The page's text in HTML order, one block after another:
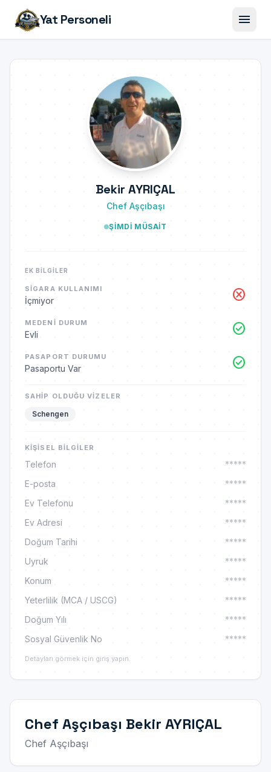
Yat Personeli menu
Bekir AYRIÇAL
Chef Aşçıbaşı
ŞIMDI MÜSAIT
EK BILGILER
SIGARA KULLANIMI
İçmiyor cancel
MEDENI DURUM
Evli check_circle
PASAPORT DURUMU
Pasaportu Var check_circle
SAHIP OLDUĞU VIZELER
Schengen
KIŞISEL BILGILER
Telefon
*****
E-posta
*****
Ev Telefonu
*****
Ev Adresi
*****
Doğum Tarihi
*****
Uyruk
*****
Konum
*****
Yeterlilik (MCA / USCG)
*****
Doğum Yılı
*****
Sosyal Güvenlik No
*****
Detayları görmek için giriş yapın.
Chef Aşçıbaşı Bekir AYRIÇAL
Chef Aşçıbaşı